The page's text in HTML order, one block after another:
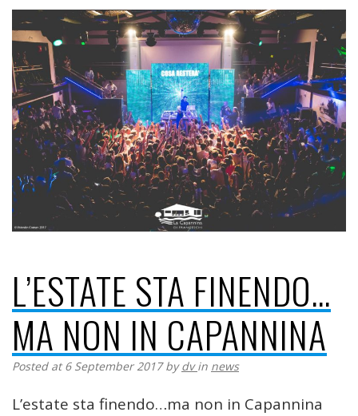
L’ESTATE STA FINENDO…
MA NON IN CAPANNINA
Posted at 6 September 2017 bydvin news
L’estate sta finendo…ma non in Capannina